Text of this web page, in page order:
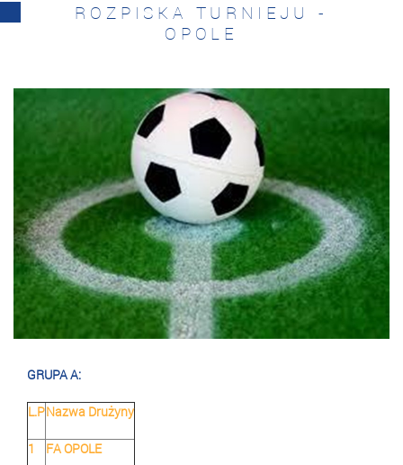
ROZPISKA TURNIEJU -
OPOLE
GRUPA A:
L.PNazwa Drużyny
1 FA OPOLE